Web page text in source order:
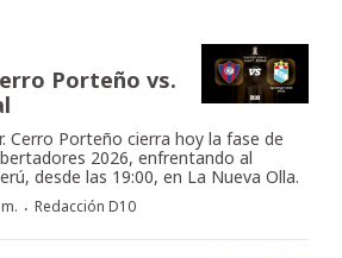
Porteño vs.
Cerro Porteño cierra hoy la fase de
2026, enfrentando al
desde las 19:00, en La Nueva Olla.
· Redacción D10